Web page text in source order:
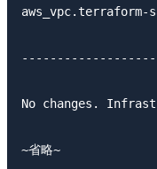
No changes.